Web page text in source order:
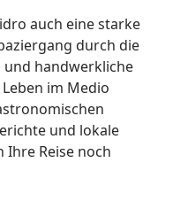
auch eine starke
durch die
und handwerkliche
im Medio
und lokale
Reise noch